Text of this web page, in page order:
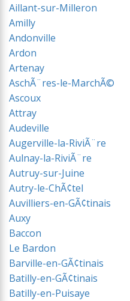
Aillant-sur-Milleron
Amilly
Andonville
Ardon
Artenay
AschÃ¨res-le-MarchÃ©
Ascoux
Attray
Audeville
Augerville-la-RiviÃ¨re
Aulnay-la-RiviÃ¨re
Autruy-sur-Juine
Autry-le-ChÃ¢tel
Auvilliers-en-GÃ¢tinais
Auxy
Baccon
Le Bardon
Barville-en-GÃ¢tinais
Batilly-en-GÃ¢tinais
Batilly-en-Puisaye